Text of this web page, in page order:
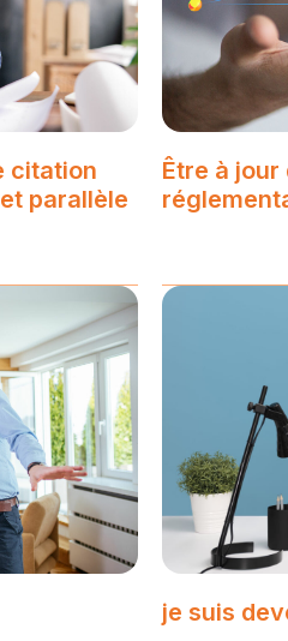
citation
parallèle
Être à
je suis